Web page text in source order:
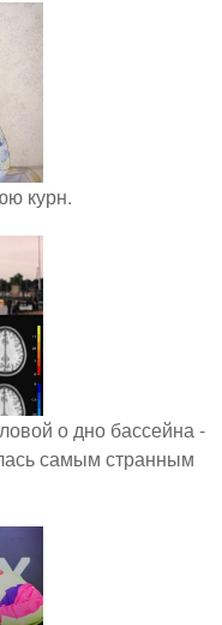
курн.
о дно бассейна -
самым странным